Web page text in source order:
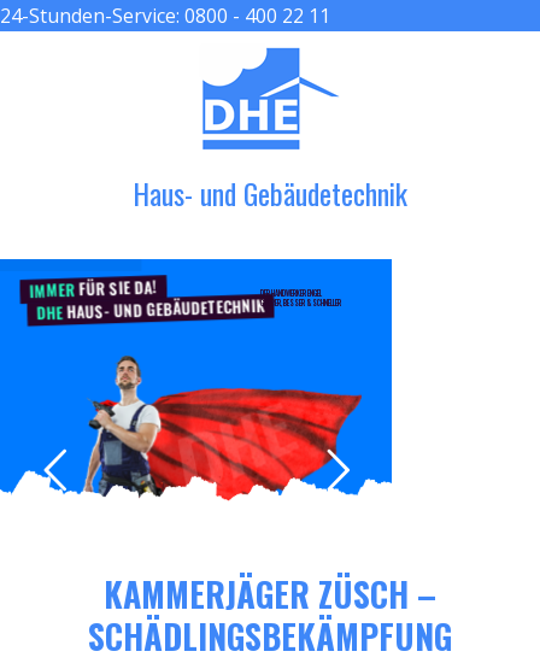
24-Stunden-Service: 0800 - 400 22 11
Haus- und Gebäudetechnik
IMMERFÜR SIE DA!
DHEHAUS- UND GEBÄUDETECHNIK
DER HANDWERKER ENGEL
GRÖßER, BESSER & SCHNELLER
KAMMERJÄGER ZÜSCH –
SCHÄDLINGSBEKÄMPFUNG